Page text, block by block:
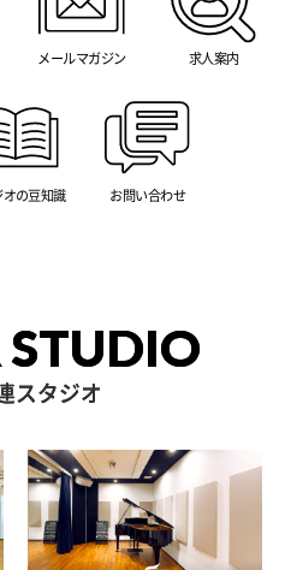
メールマガジン 求人案内
の豆知識 お問い合わせ
STUDIO
スタジオ